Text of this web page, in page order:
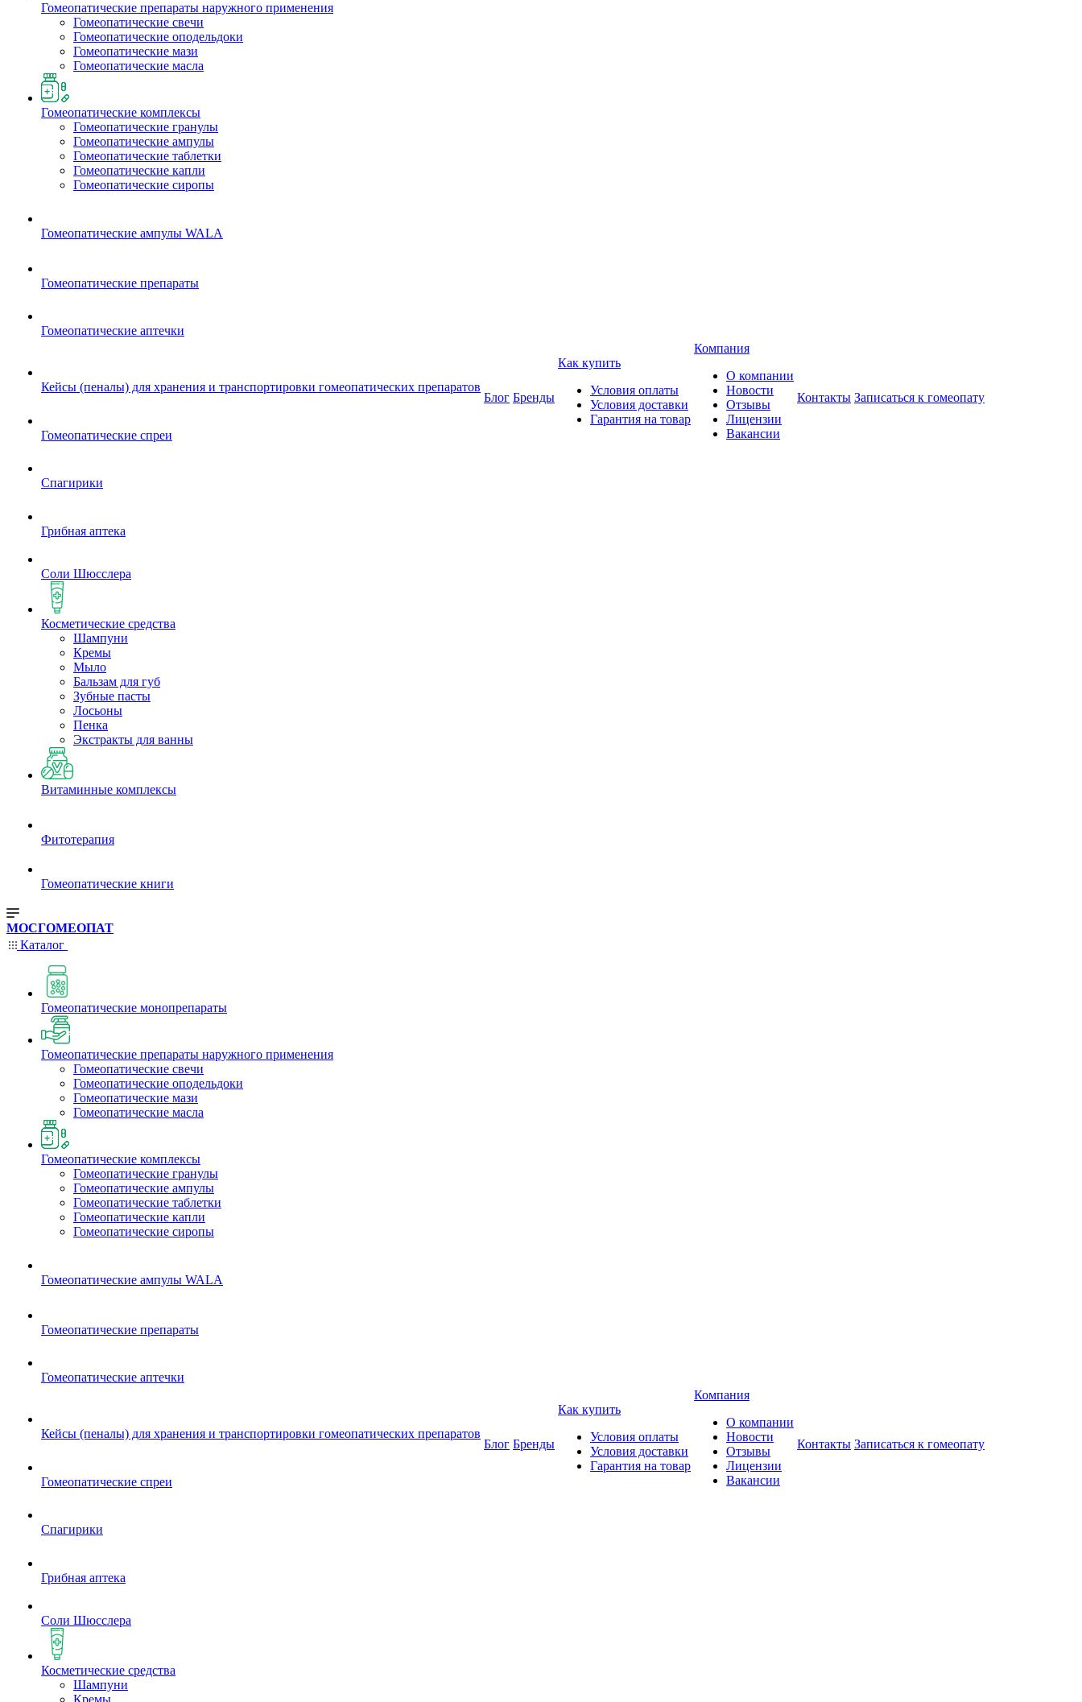
Гомеопатические препараты наружного применения
Гомеопатические свечи
Гомеопатические оподельдоки
Гомеопатические мази
Гомеопатические масла
Гомеопатические комплексы
Гомеопатические гранулы
Гомеопатические ампулы
Гомеопатические таблетки
Гомеопатические капли
Гомеопатические сиропы
Гомеопатические ампулы WALA
Гомеопатические препараты
Гомеопатические аптечки
Кейсы (пеналы) для хранения и транспортировки гомеопатических препаратов
Гомеопатические спреи
Спагирики
Грибная аптека
Соли Шюсслера
Косметические средства
Шампуни
Кремы
Мыло
Бальзам для губ
Зубные пасты
Лосьоны
Пенка
Экстракты для ванны
Витаминные комплексы
Фитотерапия
Гомеопатические книги
Блог Бренды
Как купить
Условия оплаты
Условия доставки
Гарантия на товар
Компания
О компании
Новости
Отзывы
Лицензии
Вакансии
Контакты Записаться к гомеопату
МОСГОМЕОПАТ
Каталог
Гомеопатические монопрепараты
Гомеопатические препараты наружного применения
Гомеопатические свечи
Гомеопатические оподельдоки
Гомеопатические мази
Гомеопатические масла
Гомеопатические комплексы
Гомеопатические гранулы
Гомеопатические ампулы
Гомеопатические таблетки
Гомеопатические капли
Гомеопатические сиропы
Гомеопатические ампулы WALA
Гомеопатические препараты
Гомеопатические аптечки
Кейсы (пеналы) для хранения и транспортировки гомеопатических препаратов
Гомеопатические спреи
Спагирики
Грибная аптека
Соли Шюсслера
Косметические средства
Шампуни
Кремы
Блог Бренды
Как купить
Условия оплаты
Условия доставки
Гарантия на товар
Компания
О компании
Новости
Отзывы
Лицензии
Вакансии
Контакты Записаться к гомеопату